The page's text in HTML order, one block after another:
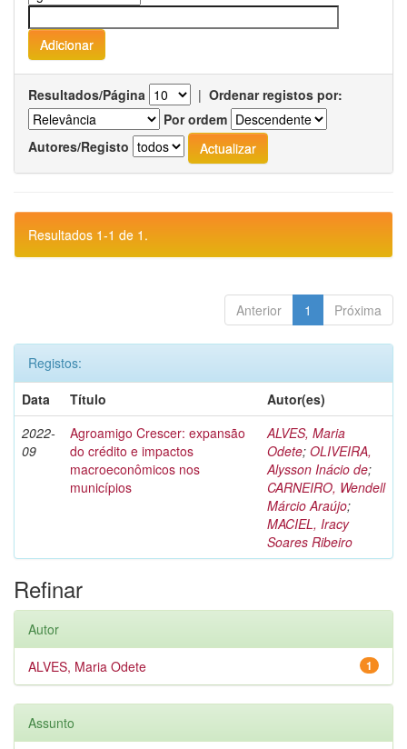
Resultados/Página | Ordenar registos por:
Por ordem
Autores/Registo
Resultados 1-1 de 1.
Anterior 1 Próxima
Registos:
Data
Título
Autor(es)
2022-
09
Agroamigo Crescer: expansão
do crédito e impactos
macroeconômicos nos
municípios
ALVES, Maria
Odete; OLIVEIRA,
Alysson Inácio de;
CARNEIRO, Wendell
Márcio Araújo;
MACIEL, Iracy
Soares Ribeiro
Refinar
Autor
1
ALVES, Maria Odete
Assunto